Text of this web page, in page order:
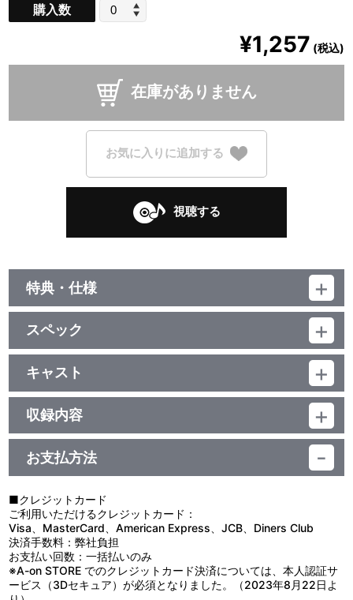
購入数
¥1,257 (税込)
在庫がありません
お気に入りに追加する
視聴する
特典・仕様
他、仕様
描き下ろしジャケット
スペック
品番：LACM-4576
ジャンル：国内アニメ音楽
シングル
／16分
キャスト
JAM Project with NICE GIRL μ
収録内容
＜収録曲＞
1：Ｓｐａｃｅ Ｒｏｌｌｅｒ Ｃｏａｓｔｅｒ ＧＯ ＧＯ！
2：アスタマニア～ナ！！
3：Ｓｐａｃｅ Ｒｏｌｌｅｒ Ｃｏａｓｔｅｒ ＧＯ ＧＯ！
（ｏｆｆ ｖｏｃａｌ）
お支払方法
■クレジットカード
ご利用いただけるクレジットカード：
Visa、MasterCard、American Express、JCB、Diners Club
決済手数料：弊社負担
お支払い回数：一括払いのみ
※A-on STORE でのクレジットカード決済については、本人認証サ
ービス（3Dセキュア）が必須となりました。（2023年8月22日よ